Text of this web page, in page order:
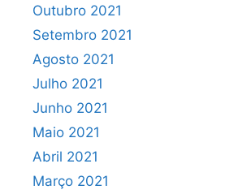
Outubro 2021
Setembro 2021
Agosto 2021
Julho 2021
Junho 2021
Maio 2021
Abril 2021
Março 2021